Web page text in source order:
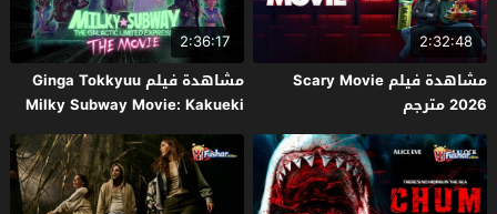
2:32:48
مشاهدة فيلم Scary Movie
2026 مترجم
2:36:17
مشاهدة فيلم Ginga Tokkyuu
Milky Subway Movie: Kakueki
Teisha Gekijou Yuki 2026 مترجم